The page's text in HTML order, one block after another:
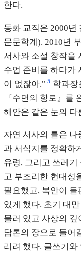
한다.
동화 교직은 2000년
문문학계). 2010년
서사와 소설 창작을
수업 준비를 하다가
이 없잖아." 5 학과장
『수면의 항로』를
해안은 같은 눈의 다
자연 서사의 틀은
과 서식지를 정확하
유령, 그리고 쓰레
고 부조리한 현대성
필요했고, 복안이
있게 했다. 초기 대
물러 있고 사상의
담론의 장으로 들어
리려 했다. 글쓰기